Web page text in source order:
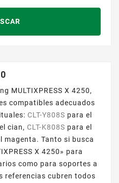
MULTIXPRESS X 4250,
compatibles adecuados
CLT-Y808S para el
cian, CLT-K808S para el
magenta. Tanto si busca
X 4250» para
como para soportes a
referencias cubren todos